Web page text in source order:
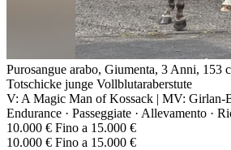
Purosangue arabo, Giumenta, 3 Anni, 153
Totschicke junge Vollblutaraberstute
V: A Magic Man of Kossack | MV: Girlan-
Endurance · Passeggiate · Allevamento ·
10.000 € Fino a 15.000 €
10.000 € Fino a 15.000 €